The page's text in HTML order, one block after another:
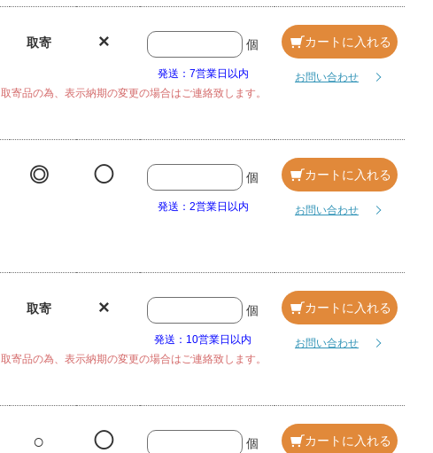
取寄 × 個
発送：7営業日以内
取寄品の為、表示納期の変更の場合はご連絡致します。
カートに入れる
お問い合わせ
◎ ◯ 個
発送：2営業日以内
カートに入れる
お問い合わせ
取寄 × 個
発送：10営業日以内
取寄品の為、表示納期の変更の場合はご連絡致します。
カートに入れる
お問い合わせ
○ ◯ 個 カートに入れる